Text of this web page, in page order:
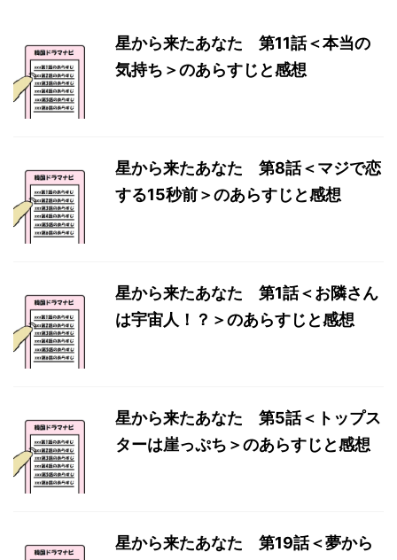
星から来たあなた 第11話＜本当の
気持ち＞のあらすじと感想
星から来たあなた 第8話＜マジで恋
する15秒前＞のあらすじと感想
星から来たあなた 第1話＜お隣さん
は宇宙人！？＞のあらすじと感想
星から来たあなた 第5話＜トップス
ターは崖っぷち＞のあらすじと感想
星から来たあなた 第19話＜夢から